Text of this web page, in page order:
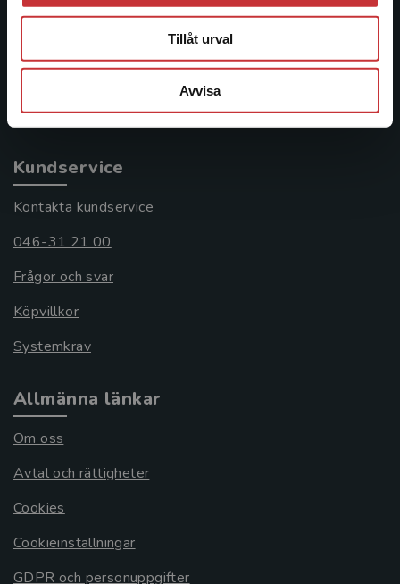
Tillåt urval
Avvisa
Box 141
Besöksadress:
226 60 Lund
Kundservice
Kontakta kundservice
046-31 21 00
Frågor och svar
Köpvillkor
Systemkrav
Allmänna länkar
Om oss
Avtal och rättigheter
Cookies
Cookieinställningar
GDPR och personuppgifter